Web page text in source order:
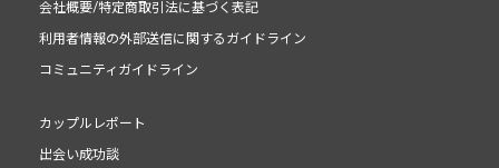
会社概要/特定商取引法に基づく表記
利用者情報の外部送信に関するガイドライン
コミュニティガイドライン
カップルレポート
出会い成功談